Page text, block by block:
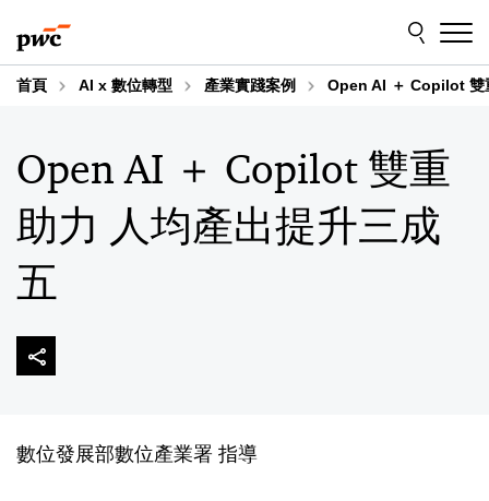
to
content
to
footer
首頁 AI x 數位轉型 產業實踐案例 Open AI ＋ Copilot 雙
Open AI ＋ Copilot 雙重
助力 人均產出提升三成
五
數位發展部數位產業署 指導